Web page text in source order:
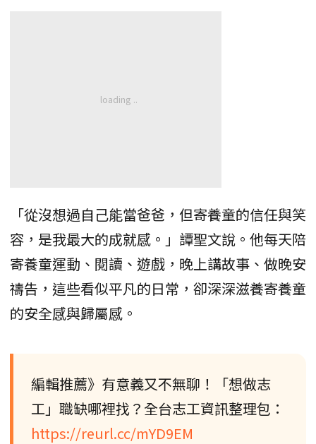
「從沒想過自己能當爸爸，但寄養童的信任與笑
容，是我最大的成就感。」譚聖文說。他每天陪
寄養童運動、閱讀、遊戲，晚上講故事、做晚安
禱告，這些看似平凡的日常，卻深深滋養寄養童
的安全感與歸屬感。
編輯推薦》有意義又不無聊！「想做志
工」職缺哪裡找？全台志工資訊整理包：
https://reurl.cc/mYD9EM